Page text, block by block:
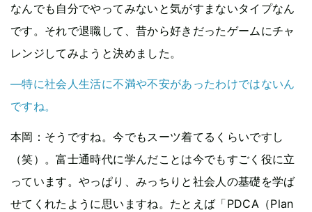
なんでも自分でやってみないと気がすまないタイプなん
です。それで退職して、昔から好きだったゲームにチャ
レンジしてみようと決めました。
―特に社会人生活に不満や不安があったわけではないん
ですね。
本岡 ：そうですね。今でもスーツ着てるくらいですし
（笑）。富士通時代に学んだことは今でもすごく役に立
っています。やっぱり、みっちりと社会人の基礎を学ば
せてくれたように思いますね。たとえば「PDCA（Plan